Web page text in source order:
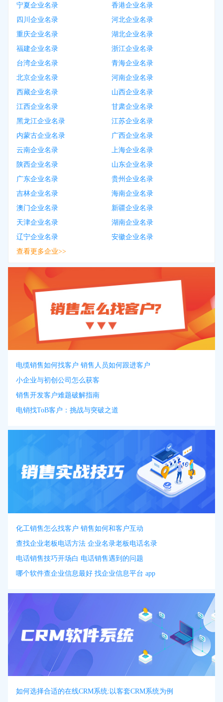
宁夏企业名录
香港企业名录
四川企业名录
河北企业名录
重庆企业名录
湖北企业名录
福建企业名录
浙江企业名录
台湾企业名录
青海企业名录
北京企业名录
河南企业名录
西藏企业名录
山西企业名录
江西企业名录
甘肃企业名录
黑龙江企业名录
江苏企业名录
内蒙古企业名录
广西企业名录
云南企业名录
上海企业名录
陕西企业名录
山东企业名录
广东企业名录
贵州企业名录
吉林企业名录
海南企业名录
澳门企业名录
新疆企业名录
天津企业名录
湖南企业名录
辽宁企业名录
安徽企业名录
查看更多企业>>
电缆销售如何找客户 销售人员如何跟进客户
小企业与初创公司怎么获客
销售开发客户难题破解指南
电销找ToB客户：挑战与突破之道
化工销售怎么找客户 销售如何和客户互动
查找企业老板电话方法 企业名录老板电话名录
电话销售技巧开场白 电话销售遇到的问题
哪个软件查企业信息最好 找企业信息平台 app
如何选择合适的在线CRM系统:以客套CRM系统为例